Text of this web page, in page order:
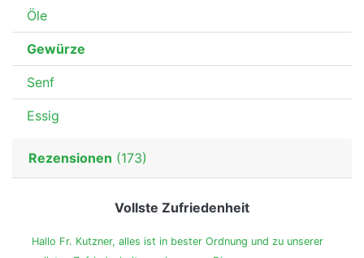
Öle
Gewürze
Senf
Essig
Rezensionen (173)
Vollste Zufriedenheit
Hallo Fr. Kutzner, alles ist in bester Ordnung und zu unserer